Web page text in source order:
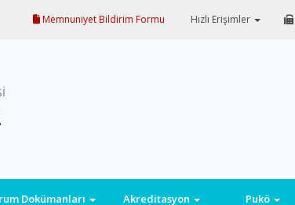
Memnuniyet Bildirim Formu Hızlı Erişimler
Dokümanları Akreditasyon Pukö